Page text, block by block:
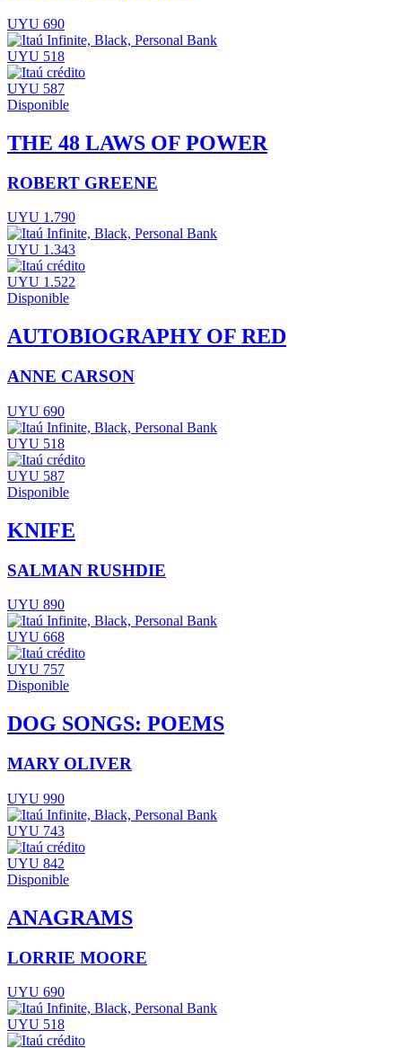
UYU 690
UYU 518
UYU 587
Disponible
THE 48 LAWS OF POWER
ROBERT GREENE
UYU 1.790
UYU 1.343
UYU 1.522
Disponible
AUTOBIOGRAPHY OF RED
ANNE CARSON
UYU 690
UYU 518
UYU 587
Disponible
KNIFE
SALMAN RUSHDIE
UYU 890
UYU 668
UYU 757
Disponible
DOG SONGS: POEMS
MARY OLIVER
UYU 990
UYU 743
UYU 842
Disponible
ANAGRAMS
LORRIE MOORE
UYU 690
UYU 518